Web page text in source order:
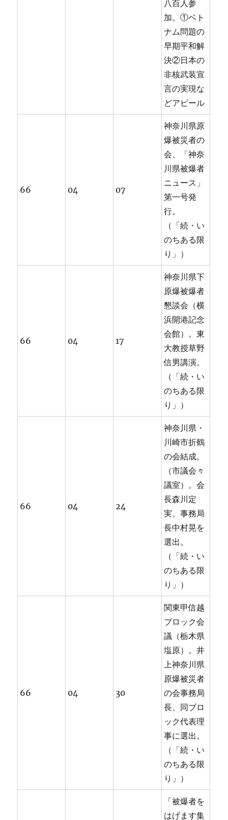
八百人参
加。①ベト
ナム問題の
早期平和解
決②日本の
非核武装宣
言の実現な
どアピール
66 04 07
神奈川県原
爆被災者の
会、「神奈
川県被爆者
ニュース」
第一号発
行。
（「続・い
のちある限
り」）
66 04 17
神奈川県下
原爆被爆者
懇談会（横
浜開港記念
会館）。東
大教授草野
信男講演。
（「続・い
のちある限
り」）
66 04 24
神奈川県・
川崎市折鶴
の会結成。
（市議会々
議室）。会
長森川定
実、事務局
長中村晃を
選出。
（「続・い
のちある限
り」）
66 04 30
関東甲信越
ブロック会
議（栃木県
塩原）。井
上神奈川県
原爆被災者
の会事務局
長、同ブロ
ック代表理
事に選出。
（「続・い
のちある限
り」）
「被爆者を
はげます集